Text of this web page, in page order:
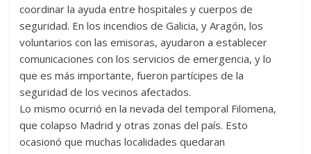
coordinar la ayuda entre hospitales y cuerpos de
seguridad. En los incendios de Galicia, y Aragón, los
voluntarios con las emisoras, ayudaron a establecer
comunicaciones con los servicios de emergencia, y lo
que es más importante, fueron partícipes de la
seguridad de los vecinos afectados.
Lo mismo ocurrió en la nevada del temporal Filomena,
que colapso Madrid y otras zonas del país. Esto
ocasionó que muchas localidades quedaran